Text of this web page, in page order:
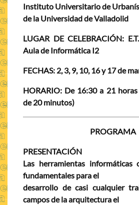
Instituto Universitario de
de la Universidad de Valladolid
LUGAR DE CELEBRACIÓN:
Aula de Informática I2
FECHAS: 2, 3, 9, 10, 16 y 17 de
HORARIO: De 16:30 a 21
de 20 minutos)
PROGRAMA
PRESENTACIÓN
Las herramientas informáticas
fundamentales para el
desarrollo de casi cualquier
campos de la arquitectura el